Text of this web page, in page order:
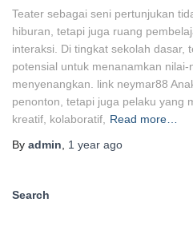
Teater sebagai seni pertunjukan
hiburan, tetapi juga ruang
interaksi. Di tingkat sekolah dasar,
potensial untuk menanamkan
menyenangkan. link neymar88
penonton, tetapi juga pelaku yang
kreatif, kolaboratif,
Read more…
By admin 1 year ago
Search